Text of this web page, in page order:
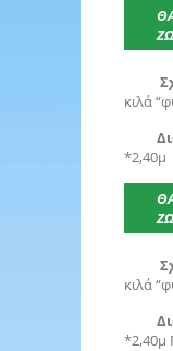
κιλά
*2,40μ
κιλά
*2,40μ